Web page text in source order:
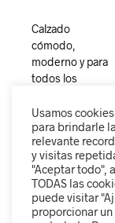
Calzado
cómodo,
moderno y para
todos los
Descubre
nuestra
colección y
camina
diferente.
Usamos
para brindarle
relevante
y visitas
"Aceptar todo",
TODAS las
puede visitar
proporcionar